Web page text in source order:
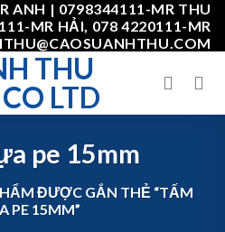
ANH | 0798344111-MR THU
MR HẢI, 078 4220111-MR
pe 15mm
ĐƯỢC GẮN THẺ “TẤM
PE 15MM”